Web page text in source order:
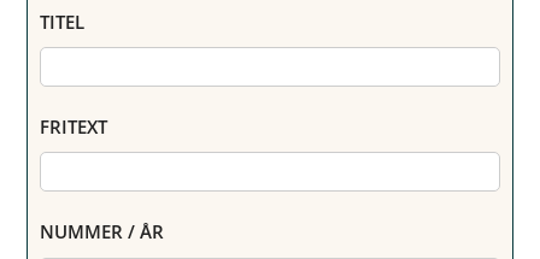
TITEL
FRITEXT
NUMMER / ÅR